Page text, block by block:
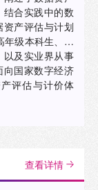
合实践中的数
产评估与计划
年级本科生、研
以及实业界从事
向国家数字经济
评估与计价体
查看详情